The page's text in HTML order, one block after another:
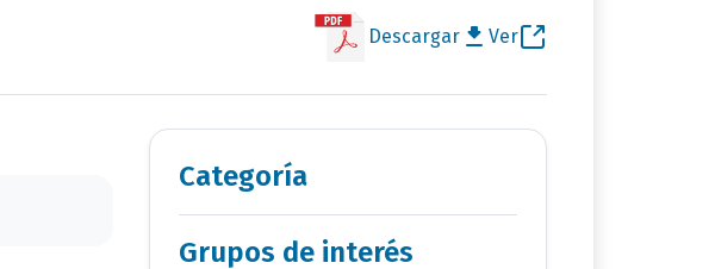
Descargar Ver
Categoría
Grupos de interés